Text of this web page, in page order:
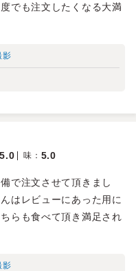
でも注文したくなる大満
影
5.0 味 ： 5.0
で注文させて頂きまし
はレビューにあった用に
らも食べて頂き満足され
影